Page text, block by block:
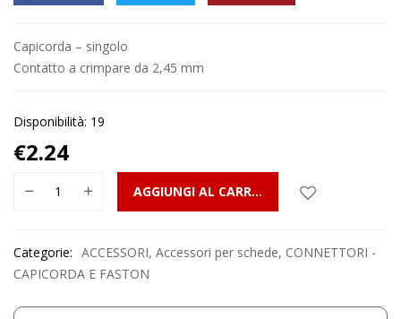
Capicorda – singolo
Contatto a crimpare da 2,45 mm
Disponibilità: 19
€2.24
AGGIUNGI AL CARRELLO
Categorie: ACCESSORI, Accessori per schede, CONNETTORI -
CAPICORDA E FASTON